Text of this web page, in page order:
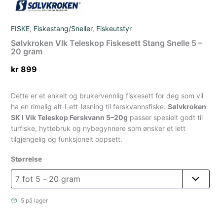
FISKE, Fiskestang/Sneller, Fiskeutstyr
Sølvkroken VIk Teleskop Fiskesett Stang Snelle 5 –
20 gram
kr 899
Dette er et enkelt og brukervennlig fiskesett for deg som vil
ha en rimelig alt-i-ett-løsning til ferskvannsfiske.Sølvkroken
SK I Vik Teleskop Ferskvann 5–20g passer spesielt godt til
turfiske, hyttebruk og nybegynnere som ønsker et lett
tilgjengelig og funksjonelt oppsett.
Størrelse
5 på lager